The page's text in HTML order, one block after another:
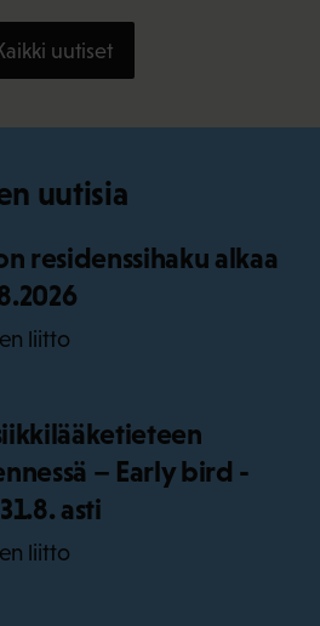
uutiset
uutisia
residenssihaku alkaa
liitto
– Early bird -
asti
liitto